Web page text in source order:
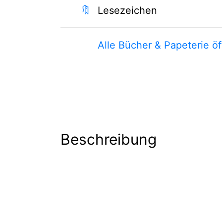
🔖 Lesezeichen
Alle Bücher & Papeterie
Beschreibung